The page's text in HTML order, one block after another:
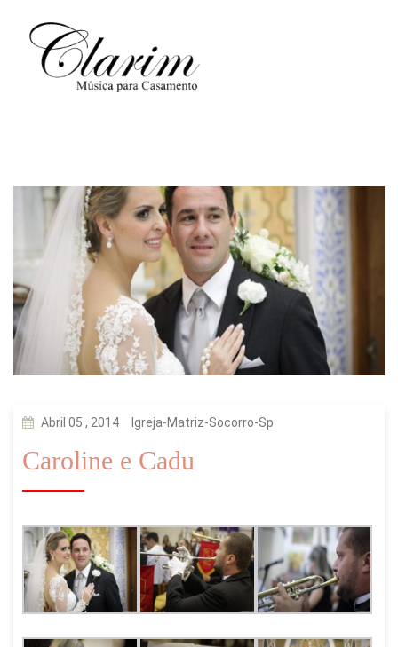
Abril 05 , 2014 Igreja-Matriz-Socorro-Sp
Caroline e Cadu